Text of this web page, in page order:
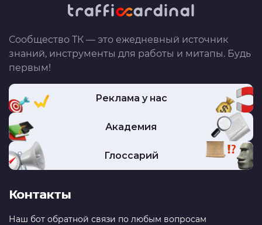
Сообщество ТК — это ежедневный источник
знаний, инструменты для работы и митапы. Будь
первым!
Реклама у нас
Академия
Глоссарий
Контакты
Наш бот обратной связи по любым вопросам